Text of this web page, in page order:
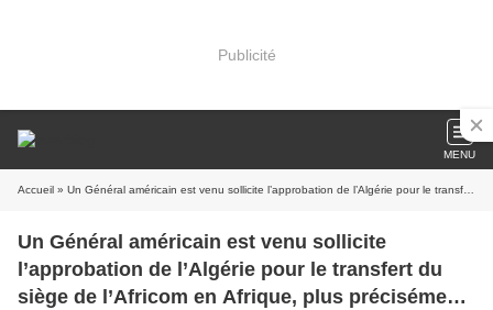
Publicité
MENU
Accueil » Un Général américain est venu sollicite l’approbation de l’Algérie pour le transfert du siège de l’Africom en Afrique, plus précisément au Burkina Faso ou au sud de la Libye en cas de vic
Un Général américain est venu sollicite
l’approbation de l’Algérie pour le transfert du
siège de l’Africom en Afrique, plus précisément